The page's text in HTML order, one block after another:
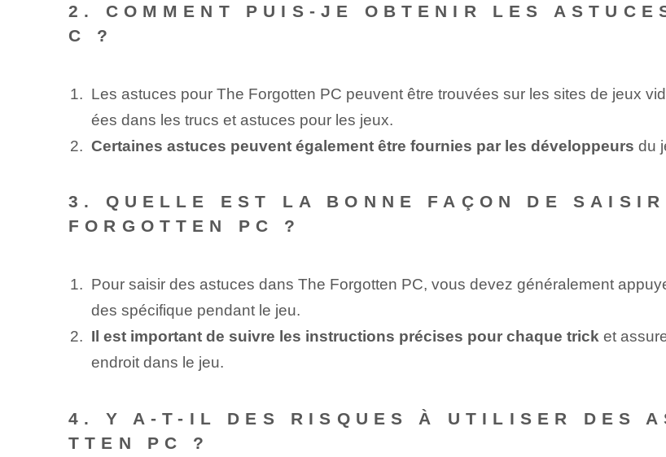
2. COMMENT PUIS-JE OBTENIR LES
C ?
Les astuces pour The Forgotten PC peuvent être trouvées sur les sites de jeux
ées dans les trucs et astuces pour les jeux.
Certaines astuces peuvent également être fournies par les développeurs du
3. QUELLE EST LA BONNE FAÇON DE
FORGOTTEN PC ?
Pour saisir des astuces dans The Forgotten PC, vous devez généralement
des spécifique pendant le jeu.
Il est important de suivre les instructions précises pour chaque tricket
endroit dans le jeu.
4. Y A-T-IL DES RISQUES À UTILISER DES
TTEN PC ?